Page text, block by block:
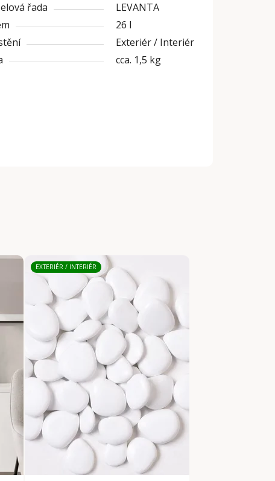
řada
LEVANTA
26 l
Exteriér / Interiér
cca. 1,5 kg
EXTERIÉR / INTERIÉR